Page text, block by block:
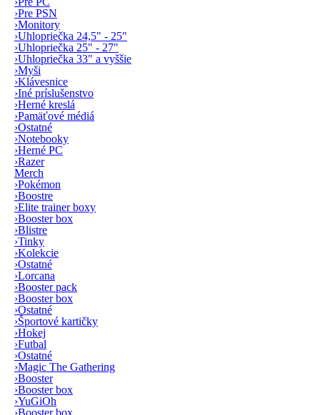
›Pre PSN
›Monitory
›Uhlopriečka 24,5" - 25"
›Uhlopriečka 25" - 27"
›Uhlopriečka 33" a vyššie
›Myši
›Klávesnice
›Iné príslušenstvo
›Herné kreslá
›Pamäťové médiá
›Ostatné
›Notebooky
›Herné PC
›Razer
Merch
›Pokémon
›Boostre
›Elite trainer boxy
›Booster box
›Blistre
›Tinky
›Kolekcie
›Ostatné
›Lorcana
›Booster pack
›Booster box
›Ostatné
›Športové kartičky
›Hokej
›Futbal
›Ostatné
›Magic The Gathering
›Booster
›Booster box
›YuGiOh
›Booster box